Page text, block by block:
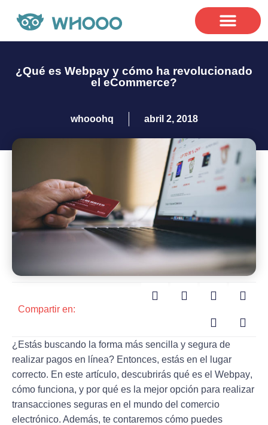
¿Qué es Webpay y cómo ha revolucionado
el eCommerce?
whooohq abril 2, 2018
Compartir en:
¿Estás buscando la forma más sencilla y segura de
realizar pagos en línea? Entonces, estás en el lugar
correcto. En este artículo, descubrirás qué es el Webpay,
cómo funciona, y por qué es la mejor opción para realizar
transacciones seguras en el mundo del comercio
electrónico. Además, te contaremos cómo puedes